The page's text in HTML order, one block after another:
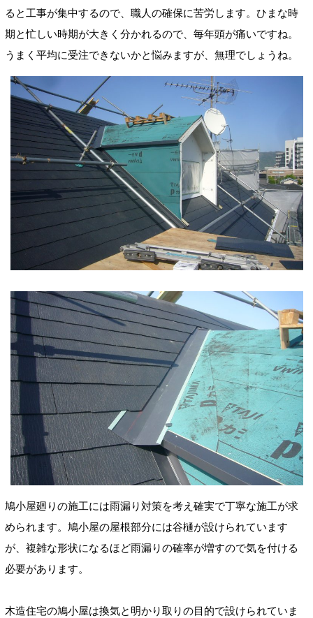
ると工事が集中するので、職人の確保に苦労します。ひまな時
期と忙しい時期が大きく分かれるので、毎年頭が痛いですね。
うまく平均に受注できないかと悩みますが、無理でしょうね。
鳩小屋廻りの施工には雨漏り対策を考え確実で丁寧な施工が求
められます。鳩小屋の屋根部分には谷樋が設けられています
が、複雑な形状になるほど雨漏りの確率が増すので気を付ける
必要があります。
木造住宅の鳩小屋は換気と明かり取りの目的で設けられていま